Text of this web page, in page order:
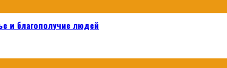
и благополучие людей